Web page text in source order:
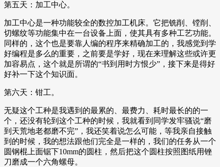
第五天：加工中心。
加工中心是一种功能较全的数控加工机床。它把铣削、镗削、
切螺纹等功能集中在一台设备上面，使其具有多种工艺功能。
同样的，这个也是要靠人编的程序来精确加工的，我感觉到学
好编程是多么的重要，之前要是学好，现在来理解这些或许更
加容易点，这个就是所谓的“书到用时方恨少”，接下来是得好
好补一下这个知识面。
第六天：钳工。
无疑这个工种是我遇到的最累的、最费力、耗时最长的的一
个，还没有轮到这个工种的时候，我就看到同学发牢骚说“磨
到天荒地老都磨不完”，我还笑着说怎么可能，等我亲自接触
到的时候，我的想法跟他们完全是一样的，我们的任务从一个
圆钢棍上面锯下10mm的圆柱，然后把这个圆柱按照图纸用锉
刀磨成一个六角螺母。